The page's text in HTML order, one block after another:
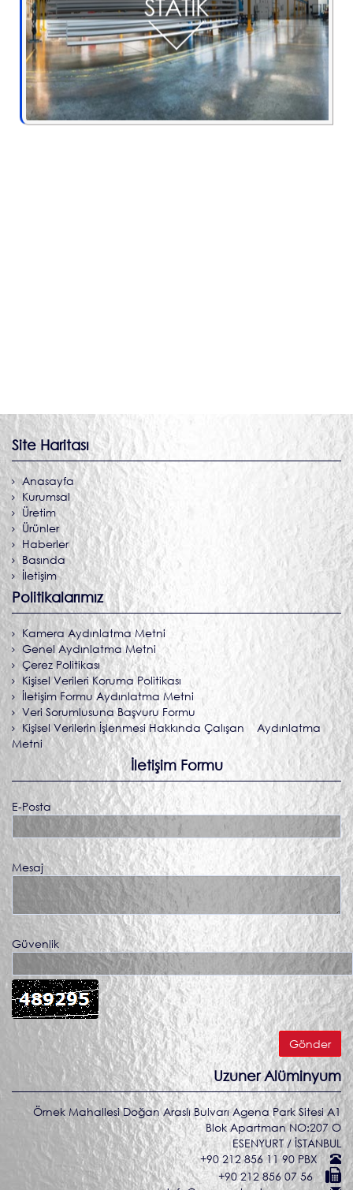
STATIK
Site Haritası
Anasayfa
Kurumsal
Üretim
Ürünler
Haberler
Basında
İletişim
Politikalarımız
Kamera Aydınlatma Metni
Genel Aydınlatma Metni
Çerez Politikası
Kişisel Verileri Koruma Politikası
İletişim Formu Aydınlatma Metni
Veri Sorumlusuna Başvuru Formu
Kişisel Verilerin İşlenmesi Hakkında Çalışan Aydınlatma
Metni
İletişim Formu
E-Posta
Mesaj
Güvenlik
Uzuner Alüminyum
Örnek Mahallesi Doğan Araslı Bulvarı Agena Park Sitesi A1
Blok Apartman NO:207 O
ESENYURT / İSTANBUL
+90 212 856 11 90 PBX
+90 212 856 07 56